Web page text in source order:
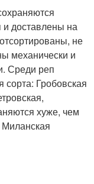
доставлены на
не
механически и
Среди реп
Гробовская
хуже, чем